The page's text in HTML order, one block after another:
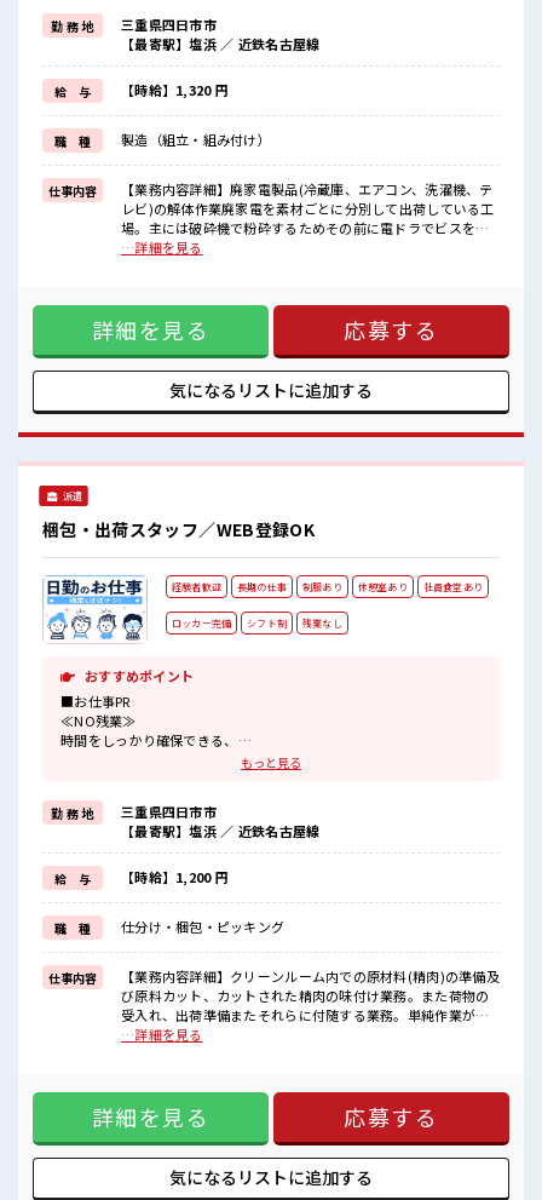
制服があるので、
毎日の服装の悩み解消♪
≪未経験でも活躍できる≫
新しいことにチャレンジするのは不安だけど、
しっかり働く環境が整っています！
イチからスキルUP・ステップUP目指していきましょう！
≪収入アップを目指せる≫
高時給だらけの派遣のお仕事です！
■職場の雰囲気
休憩室で楽しくランチ♪
時間があれば昼寝もしちゃおう！
ロッカーあり！
勤 務 地
三重県四日市市
【最寄駅】塩浜 ／ 近鉄名古屋線
給 与 【時給】1,320 円
職 種 製造（組立・組み付け）
仕事内容
【業務内容詳細】廃家電製品(冷蔵庫、エアコン、洗濯機、テ
レビ)の解体作業廃家電を素材ごとに分別して出荷している工
場。主には破砕機で粉砕するためその前に電ドラでビスを抜
いたりカバーを外し基板を取り出す作業等。立ち作業、一部
20時間以上あります♪ ≪動きやすい制服アリ≫ 制服があるの
で、 毎日の服装の悩み解消♪ ≪未経験でも活躍できる≫ 新し
いことにチャレンジするのは不安だけど、 しっかり働く環境
が整っています！ イチからスキルUP・ステップUP目指して
いきましょう！ ≪収入アップを目指せる≫ 高時給だらけの派
遣のお仕事です！ ■職場の雰囲気 休憩室で楽しくランチ♪ 時
事に集中♪ 残業が多めだからしっかり稼ぎたい方にもオスス
メ！
…詳細を見る
詳細を見る 応募する
気になるリストに追加する
派遣
梱包・出荷スタッフ／WEB登録OK
経験者歓迎 長期の仕事 制服あり 休憩室あり 社員食堂あり
ロッカー完備 シフト制 残業なし
おすすめポイント
■お仕事PR
≪NO残業≫
時間をしっかり確保できる、
≪経験者優遇≫
これまでの経験を活かしませんか？
ブランクがあっても大丈夫♪
経験はちょっとだけ…という方もOK！
制服があると毎日の服選びに悩まずOK♪
≪自分に向いている仕事が探せる≫
困った事などがあれば、
担当がしっかりサポートします！
■職場の雰囲気
しっかり休める休憩室あり！
オンオフの切替もできちゃう！
持ち物が多いあなたにもぴったり☆
もっと見る
勤 務 地
三重県四日市市
【最寄駅】塩浜 ／ 近鉄名古屋線
給 与 【時給】1,200 円
職 種 仕分け・梱包・ピッキング
仕事内容
【業務内容詳細】クリーンルーム内での原材料(精肉)の準備及
び原料カット、カットされた精肉の味付け業務。また荷物の
受入れ、出荷準備またそれらに付随する業務。単純作業が多
く、すぐ覚えられます。【取扱製品情報】鶏肉(スーパーに並
にオススメ！ ≪経験者優遇≫ これまでの経験を活かしません
か？ ブランクがあっても大丈夫♪ 経験はちょっとだけ…とい
う方もOK！ 制服があると毎日の服選びに悩まずOK♪ ≪自分
に向いている仕事が探せる≫ 困った事などがあれば、 担当が
しっかりサポートします！ ■職場の雰囲気 しっかり休める休
憩室あり！ オンオフの切替もできちゃう！ 持ち物が多いあな
…詳細を見る
詳細を見る 応募する
気になるリストに追加する